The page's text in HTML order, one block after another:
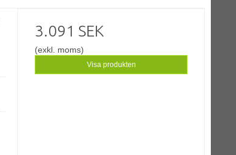
3.091 SEK
(exkl. moms)
Visa produkten